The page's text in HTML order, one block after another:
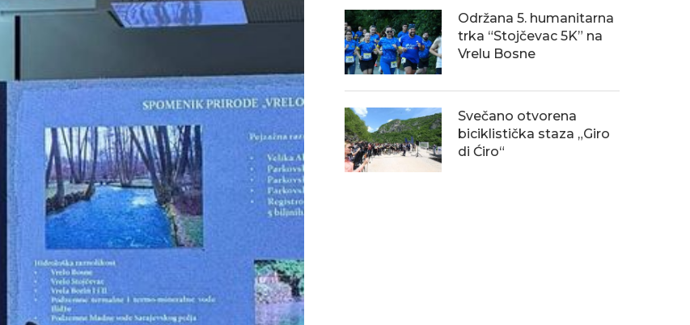
Održana 5. humanitarna
trka “Stojčevac 5K” na
Vrelu Bosne
Svečano otvorena
biciklistička staza „Giro
di Ćiro“